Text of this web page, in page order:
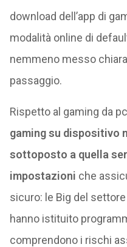
download dell’app di
modalità online di
nemmeno messo
passaggio.
Rispetto al gaming da
gaming su dispositivo
sottoposto a quella
impostazioni che
sicuro: le Big del
hanno istituito
comprendono i rischi